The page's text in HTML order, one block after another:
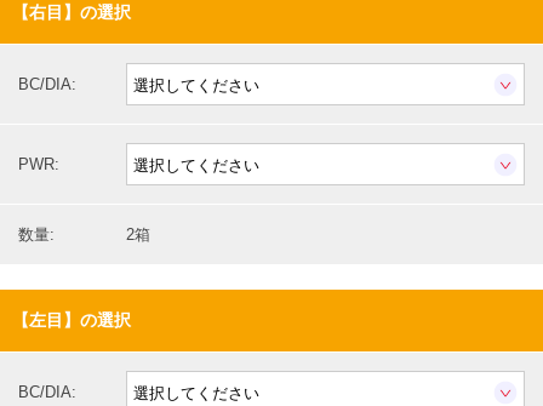
【右目】の選択
BC/DIA:
PWR:
数量: 2箱
【左目】の選択
BC/DIA: